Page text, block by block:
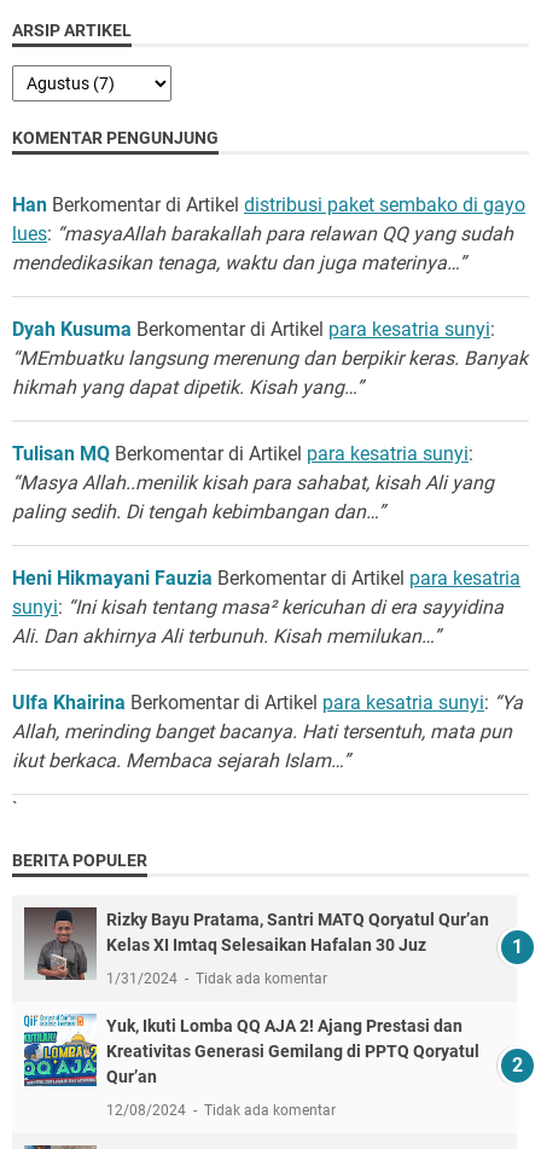
ARSIP ARTIKEL
KOMENTAR PENGUNJUNG
Han Berkomentar di Artikel distribusi paket sembako di gayo
lues: “masyaAllah barakallah para relawan QQ yang sudah
mendedikasikan tenaga, waktu dan juga materinya…”
Dyah Kusuma Berkomentar di Artikel para kesatria sunyi:
“MEmbuatku langsung merenung dan berpikir keras. Banyak
hikmah yang dapat dipetik. Kisah yang…”
Tulisan MQ Berkomentar di Artikel para kesatria sunyi:
“Masya Allah..menilik kisah para sahabat, kisah Ali yang
paling sedih. Di tengah kebimbangan dan…”
Heni Hikmayani Fauzia Berkomentar di Artikel para kesatria
sunyi: “Ini kisah tentang masa² kericuhan di era sayyidina
Ali. Dan akhirnya Ali terbunuh. Kisah memilukan…”
Ulfa Khairina Berkomentar di Artikel para kesatria sunyi: “Ya
Allah, merinding banget bacanya. Hati tersentuh, mata pun
ikut berkaca. Membaca sejarah Islam…”
`
BERITA POPULER
Rizky Bayu Pratama, Santri MATQ Qoryatul Qur’an
Kelas XI Imtaq Selesaikan Hafalan 30 Juz
1/31/2024 Tidak ada komentar
Yuk, Ikuti Lomba QQ AJA 2! Ajang Prestasi dan
Kreativitas Generasi Gemilang di PPTQ Qoryatul
Qur’an
12/08/2024 Tidak ada komentar